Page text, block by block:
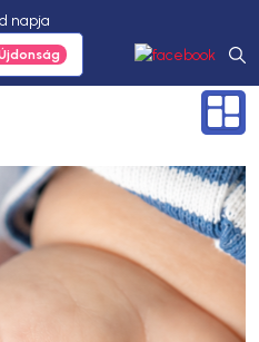
napja